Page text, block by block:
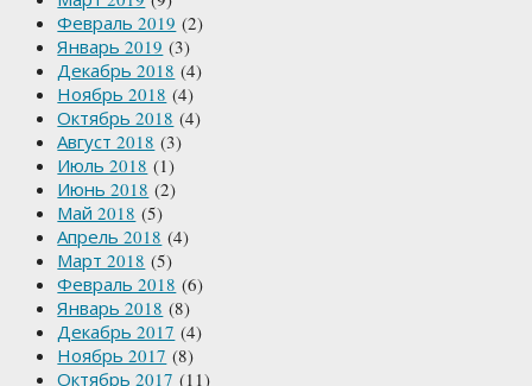
Февраль 2019 (2)
Январь 2019 (3)
Декабрь 2018 (4)
Ноябрь 2018 (4)
Октябрь 2018 (4)
Август 2018 (3)
Июль 2018 (1)
Июнь 2018 (2)
Май 2018 (5)
Апрель 2018 (4)
Март 2018 (5)
Февраль 2018 (6)
Январь 2018 (8)
Декабрь 2017 (4)
Ноябрь 2017 (8)
Октябрь 2017 (11)